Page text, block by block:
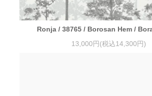
Ronja / 38765 / Borosan Hem /
13,000円(税込14,300円)